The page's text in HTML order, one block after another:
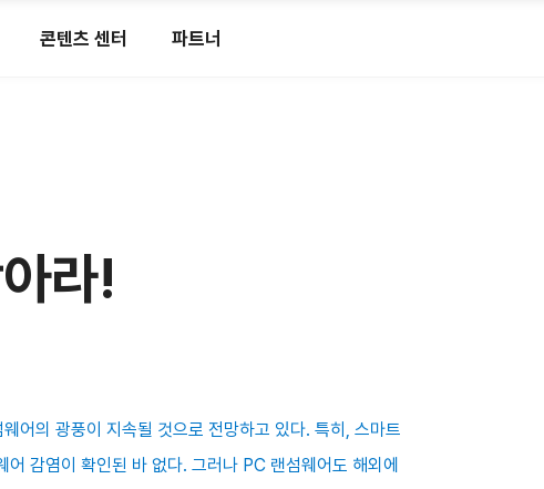
콘텐츠 센터 파트너
라!
어의 광풍이 지속될 것으로 전망하고 있다. 특히, 스마트
감염이 확인된 바 없다. 그러나 PC 랜섬웨어도 해외에